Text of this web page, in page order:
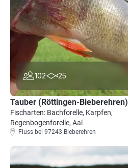
102 25
Tauber (Röttingen-Bieberehren)
Fischarten: Bachforelle, Karpfen,
Regenbogenforelle, Aal
Fluss bei 97243 Bieberehren